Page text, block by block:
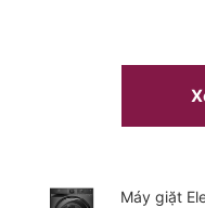
*Hình ảnh chỉ
Máy giặt